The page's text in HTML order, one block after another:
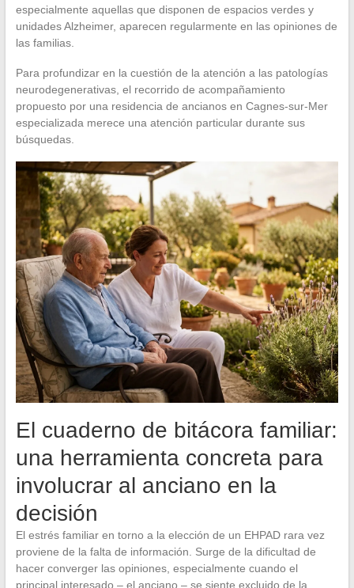
especialmente aquellas que disponen de espacios verdes y
unidades Alzheimer, aparecen regularmente en las opiniones de
las familias.
Para profundizar en la cuestión de la atención a las patologías
neurodegenerativas, el recorrido de acompañamiento
propuesto por una residencia de ancianos en Cagnes-sur-Mer
especializada merece una atención particular durante sus
búsquedas.
El cuaderno de bitácora familiar:
una herramienta concreta para
involucrar al anciano en la
decisión
El estrés familiar en torno a la elección de un EHPAD rara vez
proviene de la falta de información. Surge de la dificultad de
hacer converger las opiniones, especialmente cuando el
principal interesado – el anciano – se siente excluido de la